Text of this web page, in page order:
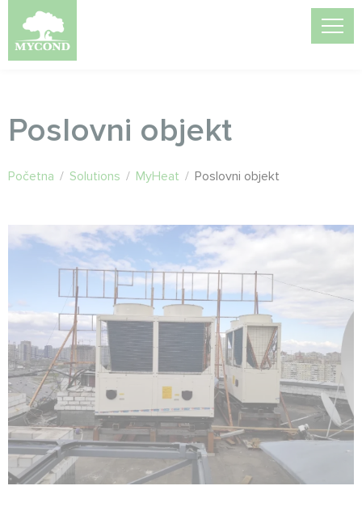
Poslovni objekt
Početna / Solutions / MyHeat / Poslovni objekt